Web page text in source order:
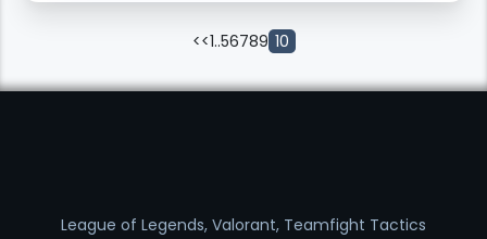
<<1..56789 10
League of Legends, Valorant, Teamfight Tactics